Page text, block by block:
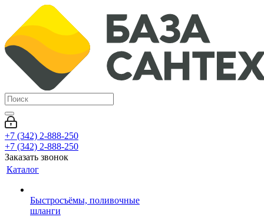
+7 (342) 2-888-250
+7 (342) 2-888-250
Заказать звонок
Каталог
Быстросъёмы, поливочные
шланги